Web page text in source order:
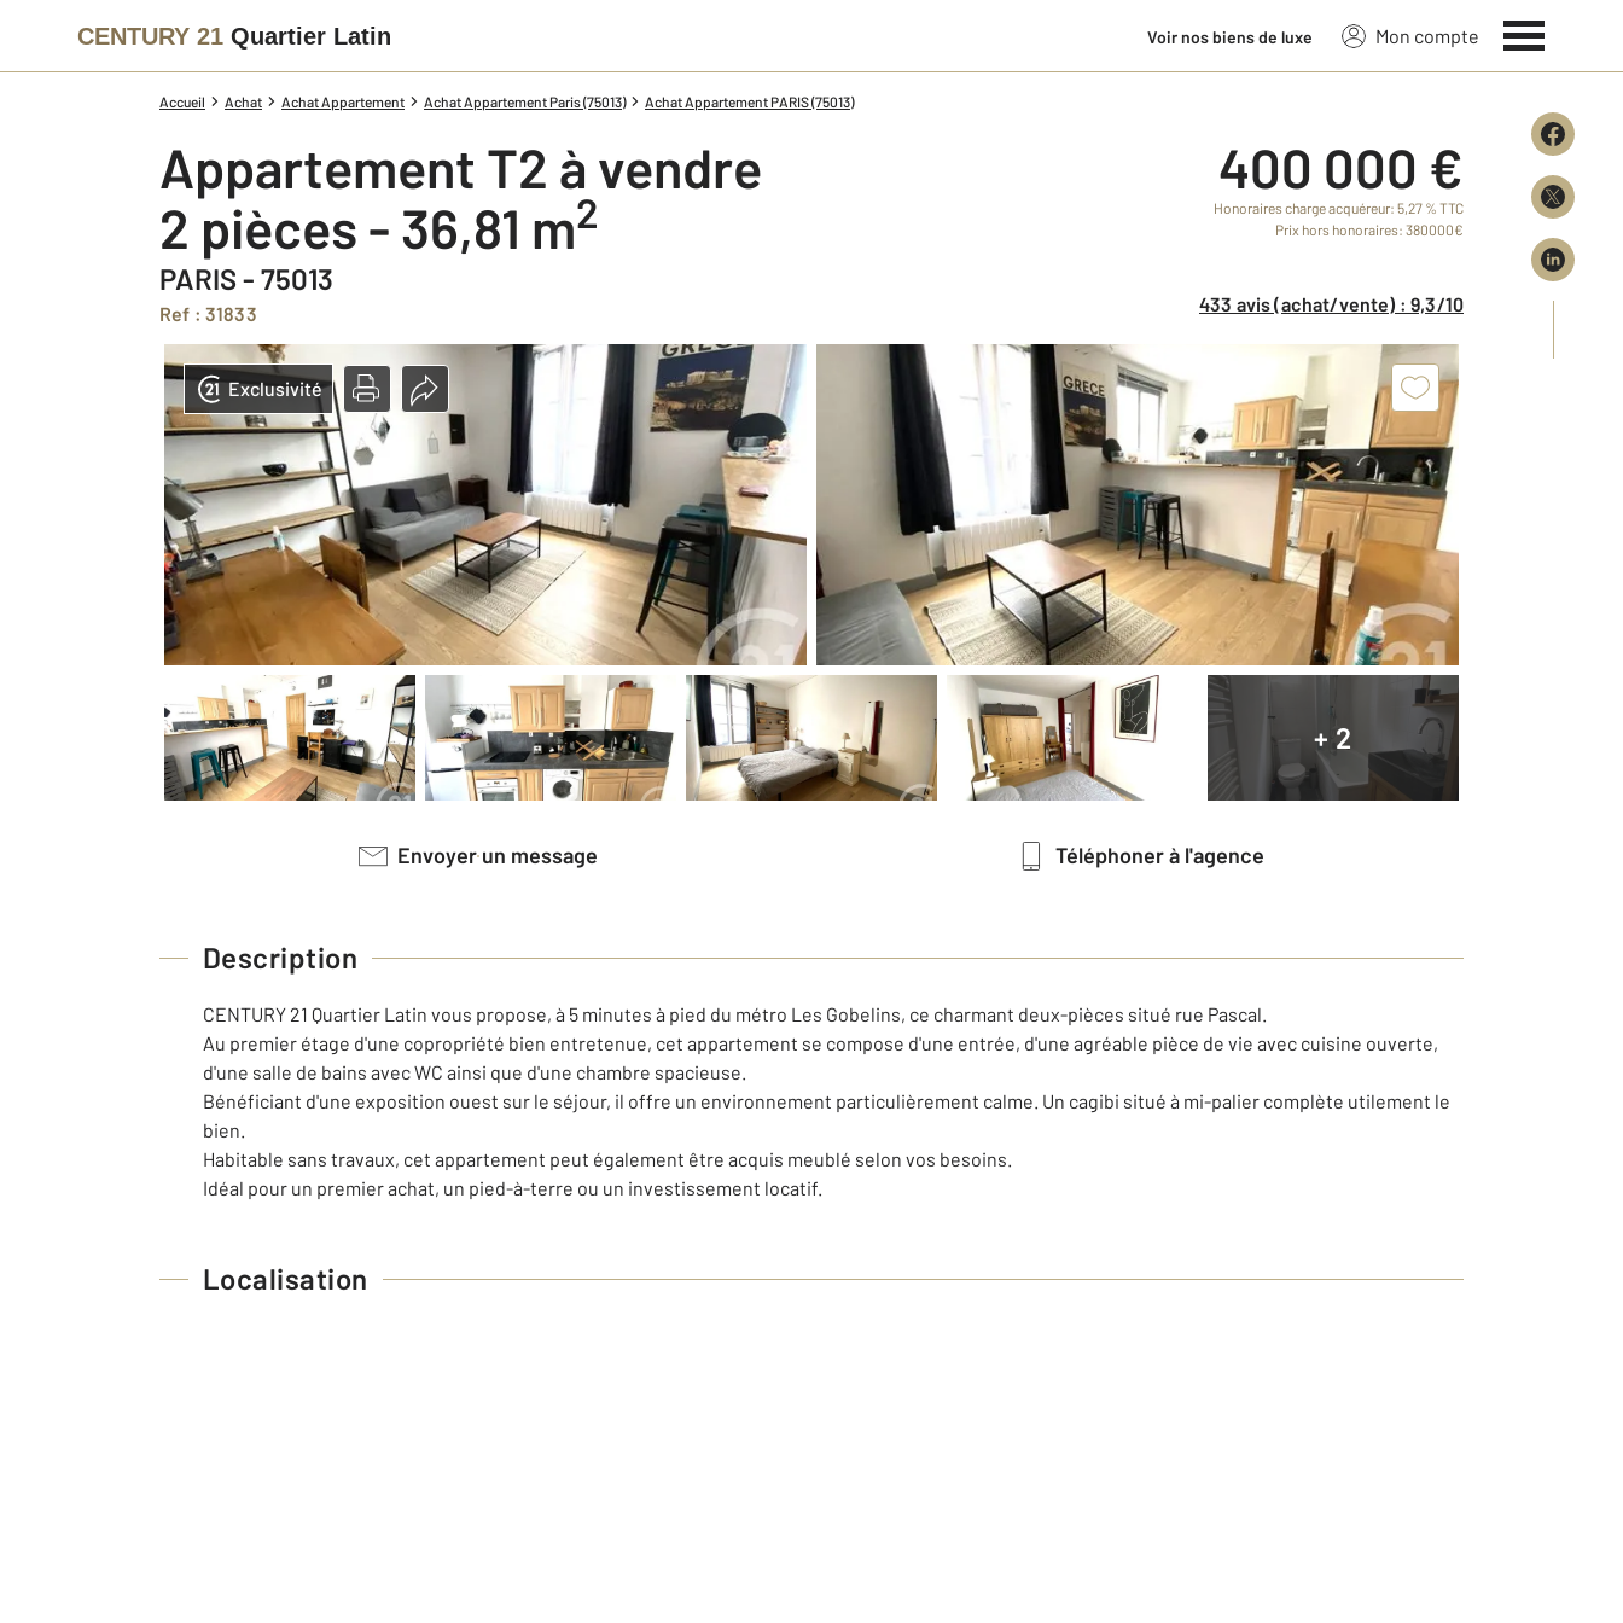
CENTURY 21 Quartier Latin Voir nos biens de luxe Mon compte
Accueil Achat Achat Appartement Achat Appartement Paris (75013) Achat Appartement PARIS (75013)
Appartement T2 à vendre
2 pièces - 36,81 m2
PARIS - 75013
Ref : 31833
400 000 €
Honoraires charge acquéreur: 5,27 % TTC
Prix hors honoraires: 380000€
433 avis (achat/vente) : 9,3/10
+ 2
Exclusivité
Envoyer un message Téléphoner à l'agence
Description
CENTURY 21 Quartier Latin vous propose, à 5 minutes à pied du métro Les Gobelins, ce charmant deux-pièces situé rue Pascal.
Au premier étage d'une copropriété bien entretenue, cet appartement se compose d'une entrée, d'une agréable pièce de vie avec cuisine ouverte,
d'une salle de bains avec WC ainsi que d'une chambre spacieuse.
Bénéficiant d'une exposition ouest sur le séjour, il offre un environnement particulièrement calme. Un cagibi situé à mi-palier complète utilement le
bien.
Habitable sans travaux, cet appartement peut également être acquis meublé selon vos besoins.
Idéal pour un premier achat, un pied-à-terre ou un investissement locatif.
Localisation